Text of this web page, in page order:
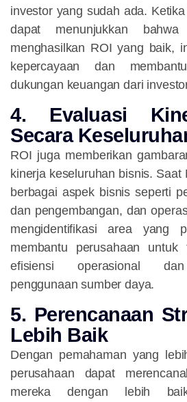
investor yang sudah ada.
dapat menunjukkan
menghasilkan ROI yang baik,
kepercayaan dan
dukungan keuangan dari
4. Evaluasi
Secara
ROI juga memberikan
kinerja keseluruhan bisnis. Saat
berbagai aspek bisnis seperti
dan pengembangan, dan
mengidentifikasi area yang
membantu perusahaan untuk
efisiensi operasional dan
penggunaan sumber daya.
5. Perencanaan
Lebih Baik
Dengan pemahaman yang
perusahaan dapat
mereka dengan lebih